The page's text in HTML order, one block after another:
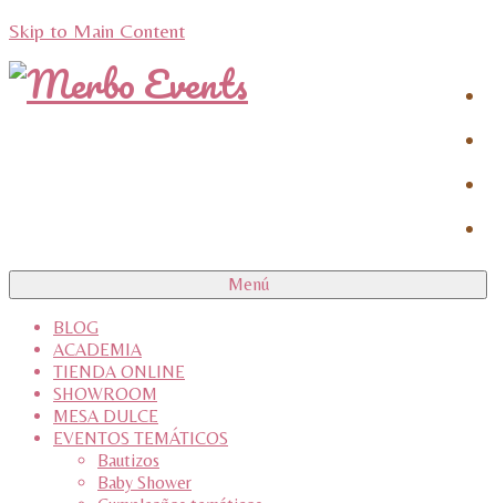
Skip to Main Content
Menú
BLOG
ACADEMIA
TIENDA ONLINE
SHOWROOM
MESA DULCE
EVENTOS TEMÁTICOS
Bautizos
Baby Shower